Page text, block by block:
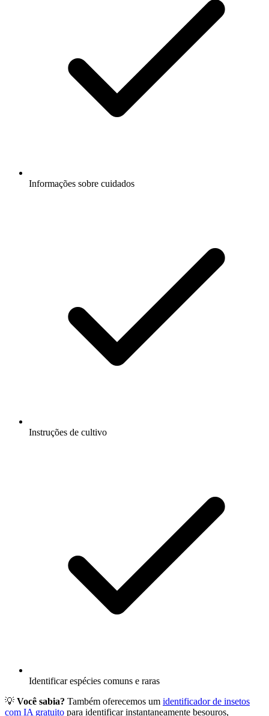
Informações sobre cuidados
Instruções de cultivo
Identificar espécies comuns e raras
💡 Você sabia? Também oferecemos um identificador de insetos
com IA gratuito para identificar instantaneamente besouros,